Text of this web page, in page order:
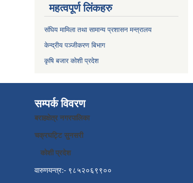
महत्वपूर्ण लिंकहरु
संघिय मामिला तथा सामान्य प्रशासन मन्त्रालय
केन्द्रीय पञ्जीकरण बिभाग
कृषि बजार कोशी प्रदेश
सम्पर्क विवरण
बराहक्षेत्र नगरपालिका
चक्रघट्टि सुनसरी
कोशी प्रदेश
वारुणयन्त्र:- ९८५२०६९९००